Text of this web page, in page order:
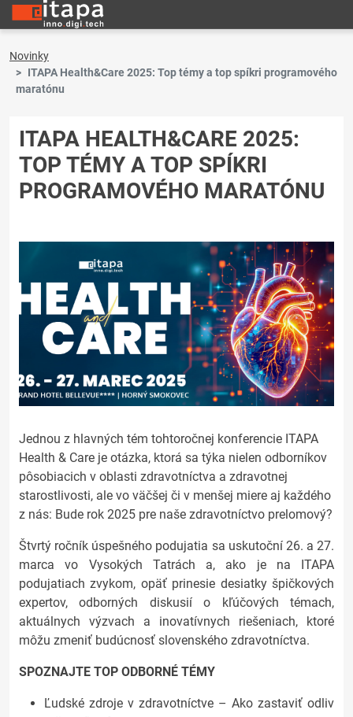
Novinky
ITAPA Health&Care 2025: Top témy a top spíkri programového
maratónu
ITAPA HEALTH&CARE 2025:
TOP TÉMY A TOP SPÍKRI
PROGRAMOVÉHO MARATÓNU
Jednou z hlavných tém tohtoročnej konferencie ITAPA
Health & Care je otázka, ktorá sa týka nielen odborníkov
pôsobiacich v oblasti zdravotníctva a zdravotnej
starostlivosti, ale vo väčšej či v menšej miere aj každého
z nás: Bude rok 2025 pre naše zdravotníctvo prelomový?
Štvrtý ročník úspešného podujatia sa uskutoční 26. a 27.
marca vo Vysokých Tatrách a, ako je na ITAPA
podujatiach zvykom, opäť prinesie desiatky špičkových
expertov, odborných diskusií o kľúčových témach,
aktuálnych výzvach a inovatívnych riešeniach, ktoré
môžu zmeniť budúcnosť slovenského zdravotníctva.
SPOZNAJTE TOP ODBORNÉ TÉMY
Ľudské zdroje v zdravotníctve – Ako zastaviť odliv